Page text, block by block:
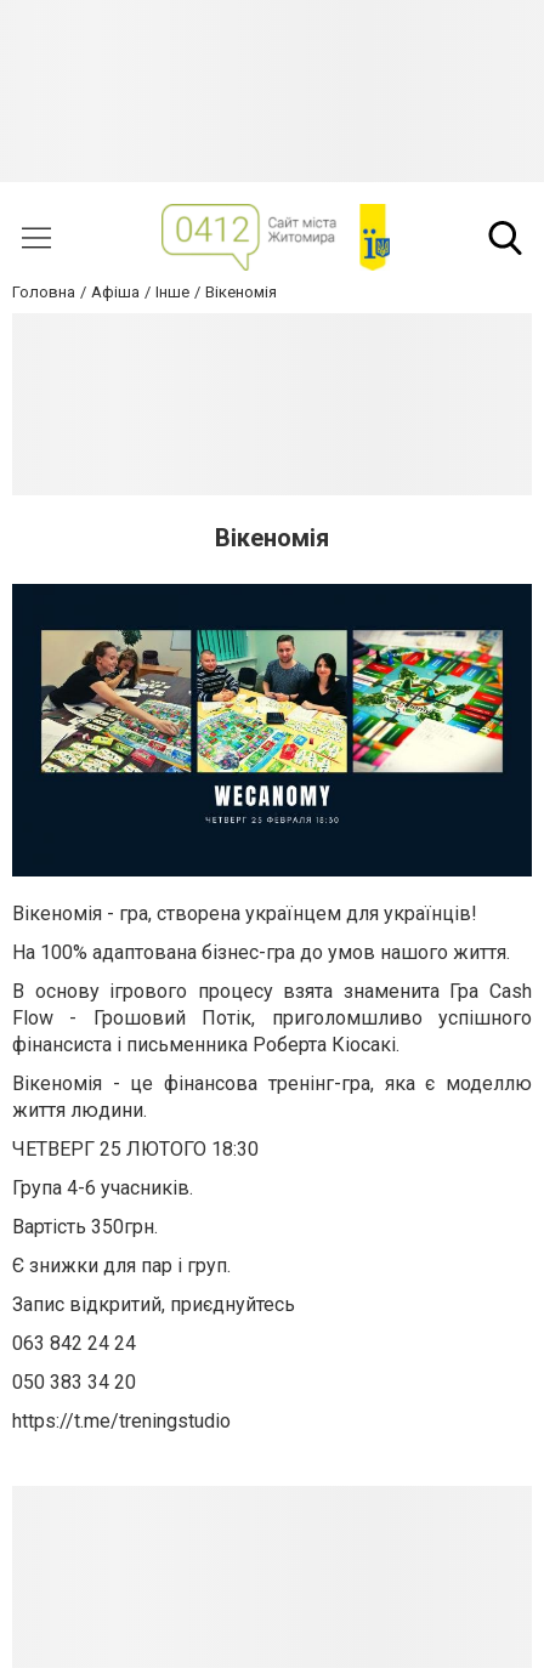
Головна Афіша Інше Вікеномія
Вікеномія
Вікеномія - гра, створена українцем для українців!
На 100% адаптована бізнес-гра до умов нашого життя.
В основу ігрового процесу взята знаменита Гра Cash
Flow - Грошовий Потік, приголомшливо успішного
фінансиста і письменника Роберта Кіосакі.
Вікеномія - це фінансова тренінг-гра, яка є моделлю
життя людини.
ЧЕТВЕРГ 25 ЛЮТОГО 18:30
Група 4-6 учасників.
Вартість 350грн.
Є знижки для пар і груп.
Запис відкритий, приєднуйтесь
063 842 24 24
050 383 34 20
https://t.me/treningstudio